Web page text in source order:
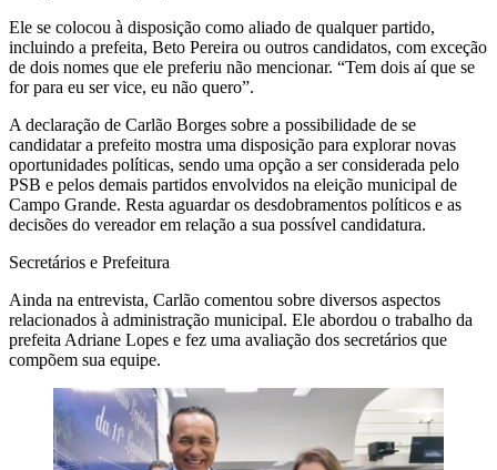
Ele se colocou à disposição como aliado de qualquer partido,
incluindo a prefeita, Beto Pereira ou outros candidatos, com exceção
de dois nomes que ele preferiu não mencionar. “Tem dois aí que se
for para eu ser vice, eu não quero”.
A declaração de Carlão Borges sobre a possibilidade de se
candidatar a prefeito mostra uma disposição para explorar novas
oportunidades políticas, sendo uma opção a ser considerada pelo
PSB e pelos demais partidos envolvidos na eleição municipal de
Campo Grande. Resta aguardar os desdobramentos políticos e as
decisões do vereador em relação a sua possível candidatura.
Secretários e Prefeitura
Ainda na entrevista, Carlão comentou sobre diversos aspectos
relacionados à administração municipal. Ele abordou o trabalho da
prefeita Adriane Lopes e fez uma avaliação dos secretários que
compõem sua equipe.